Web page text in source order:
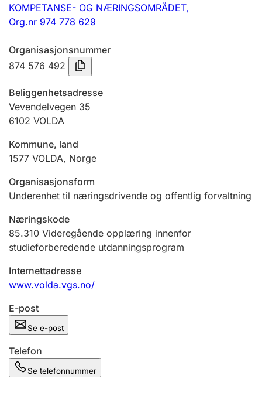
Betaling og jegeravgiftskort
Offentlig sektor
Andre tema
KOMPETANSE- OG NÆRINGSOMRÅDET,
Org.nr 974 778 629
Organisasjonsnummer
874 576 492
Beliggenhetsadresse
Vevendelvegen 35
6102 VOLDA
Kommune, land
1577 VOLDA, Norge
Organisasjonsform
Underenhet til næringsdrivende og offentlig forvaltning
Næringskode
85.310 Videregående opplæring innenfor
studieforberedende utdanningsprogram
Internettadresse
www.volda.vgs.no/
E-post
Se e-post
Telefon
Se telefonnummer